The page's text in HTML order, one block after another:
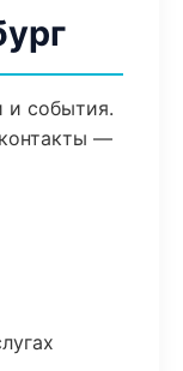
и события.
—